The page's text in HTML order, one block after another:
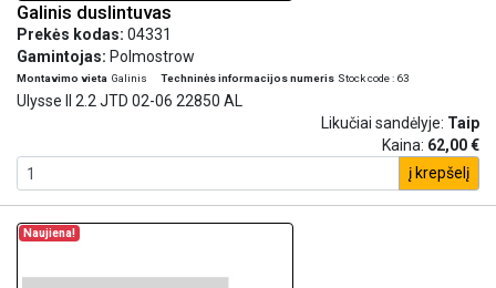
Galinis duslintuvas
Prekės kodas: 04331
Gamintojas: Polmostrow
Montavimo vieta Galinis Techninės informacijos numeris Stock code : 63
Ulysse II 2.2 JTD 02-06 22850 AL
Likučiai sandėlyje: Taip
Kaina: 62,00 €
į krepšelį
Naujiena!